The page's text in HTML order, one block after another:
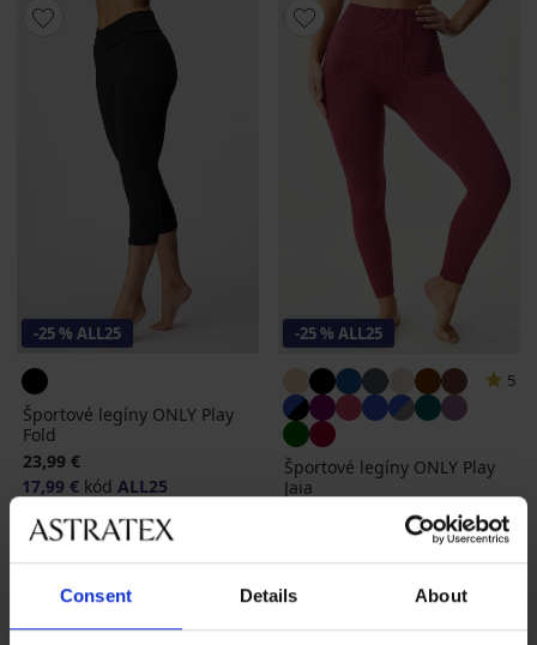
Consent Details About
-25 % ALL25
Športové legíny ONLY Play
Fold
23,99 €
17,99 € kód ALL25
-25 % ALL25
5
Športové legíny ONLY Play
Jaia
ALL25